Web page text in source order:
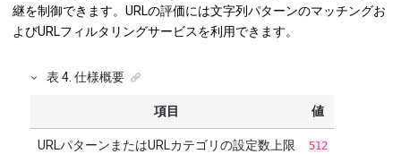
継を制御できます。URLの評価には文字列パターンのマッチングお
よびURLフィルタリングサービスを利用できます。
表 4. 仕様概要
項目 値
URLパターンまたはURLカテゴリの設定数上限 512